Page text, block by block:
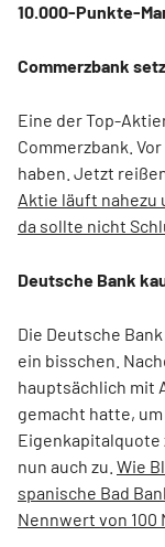
10.000-Punkte-
Commerzbank
Eine der Top-
Commerzbank.
haben. Jetzt
Aktie läuft nahezu
da sollte nicht
Deutsche Bank
Die Deutsche
ein bisschen.
hauptsächlich mit
gemacht hatte,
Eigenkapitalquote
nun auch zu. Wie
spanische Bad
Nennwert von 100